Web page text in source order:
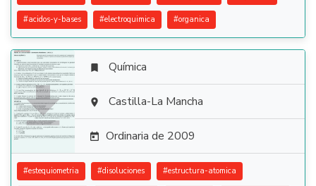
#acidos-y-bases #electroquimica #organica

 Química
 Castilla-La Mancha
 Ordinaria de 2009
#estequiometria #disoluciones #estructura-atomica